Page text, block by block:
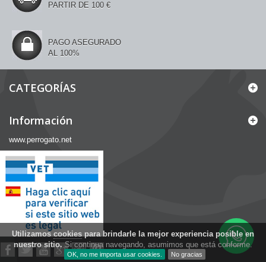
Utilizamos cookies para brindarle la mejor experiencia posible en
nuestro sitio. Si continua navegando, asumimos que está conforme.
OK, no me importa usar cookies. No gracias
PARTIR DE 100 €
PAGO ASEGURADO
AL 100%
CATEGORÍAS
Información
www.perrogato.net